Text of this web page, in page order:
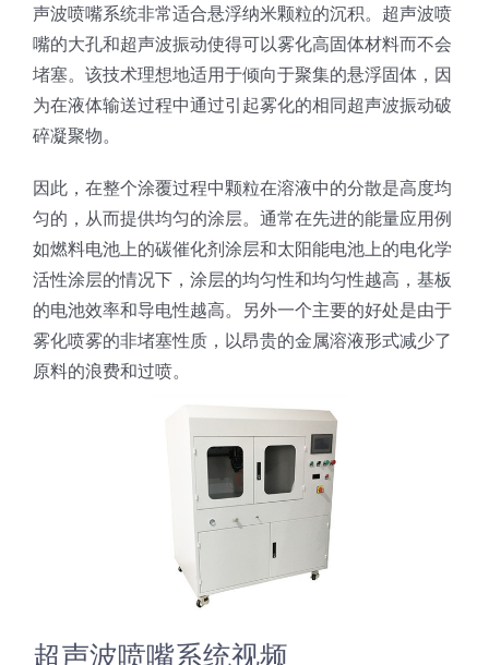
技术及原理
氢能技术科普
光伏技术科普
锂电技术科普
半导体技术科普
新闻
联系我们
关于我们
中文
声波喷嘴系统非常适合悬浮纳米颗粒的沉积。超声波喷
嘴的大孔和超声波振动使得可以雾化高固体材料而不会
堵塞。该技术理想地适用于倾向于聚集的悬浮固体，因
为在液体输送过程中通过引起雾化的相同超声波振动破
碎凝聚物。
因此，在整个涂覆过程中颗粒在溶液中的分散是高度均
匀的，从而提供均匀的涂层。通常在先进的能量应用例
如燃料电池上的碳催化剂涂层和太阳能电池上的电化学
活性涂层的情况下，涂层的均匀性和均匀性越高，基板
的电池效率和导电性越高。另外一个主要的好处是由于
雾化喷雾的非堵塞性质，以昂贵的金属溶液形式减少了
原料的浪费和过喷。
超声波喷嘴系统视频